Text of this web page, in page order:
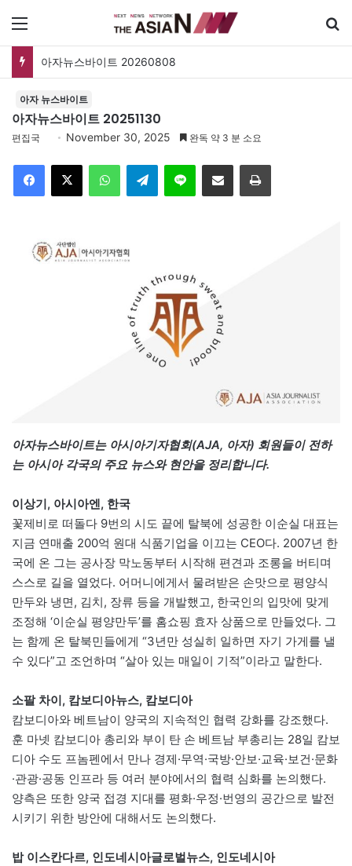
메뉴
아자뉴스바이트 20260808
아자 뉴스바이트
아자뉴스바이트 20251130
편집국 November 30, 2025 완독 약 3 분 소요
Facebook
X WhatsAppTelegramLine 이메일 인쇄
아자뉴스바이트는 아시아기자협회(AJA, 아자) 회원들이 전하
는 아시아 각국의 주요 뉴스와 현안을 정리합니다.
이상기, 아시아엔, 한국
꽃제비로 떠돌다 9번의 시도 끝에 탈북에 성공한 이순실 대표는
지금 연매출 200억 원대 식품기업을 이끄는 CEO다. 2007년 한
국에 온 그는 공사장 막노동부터 시작해 편견과 조롱을 버티며
스스로 길을 열었다. 어머니에게서 물려받은 손맛으로 평양식
만두와 냉면, 김치, 장류 등을 개발했고, 한국인의 입맛에 맞게
조정해 ‘이순실 평양만두’를 홈쇼핑 효자 상품으로 만들었다. 그
는 함께 온 탈북민들에게 “3년만 성실히 일하면 자기 가게를 낼
수 있다”고 조언하며 “살아 있는 매일이 기적”이라고 말한다.
소팔 차이, 캄보디아뉴스, 캄보디아
캄보디아와 베트남이 양국의 지속적인 협력 강화를 강조했다.
훈 마넷 캄보디아 총리와 부이 탄 손 베트남 부총리는 28일 캄보
디아 수도 프놈펜에서 만나 경제·무역·국방·안보·교육·보건·문화
·관광·공동 인프라 등 여러 분야에서의 협력 심화를 논의했다.
양측은 또한 양국 접경 지대를 평화·우정·번영의 공간으로 발전
시키기 위한 방안에 대해서도 논의했다.
밥 이스칸다르, 인도네시아글로벌뉴스, 인도네시아